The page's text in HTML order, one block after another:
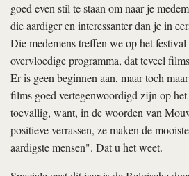
goed even stil te staan om naar je
die aardiger en interessanter dan je in
Die medemens treffen we op het
overvloedige programma, dat teveel
Er is geen beginnen aan, maar toch
films goed vertegenwoordigd zijn op
toevallig, want, in de woorden van
positieve verrassen, ze maken de
aardigste mensen". Dat u het weet.